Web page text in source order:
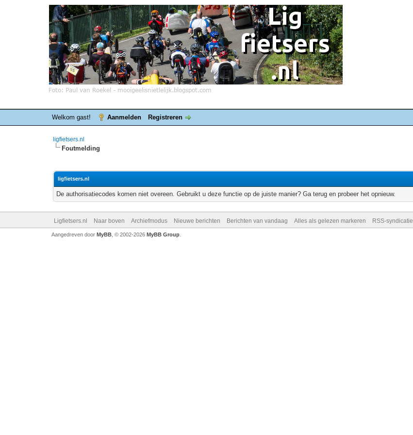
Welkom gast! Aanmelden Registreren
ligfietsers.nl
Foutmelding
ligfietsers.nl
De authorisatiecodes komen niet overeen. Gebruikt u deze functie op de juiste manier? Ga terug en probeer het opnieuw.
Ligfietsers.nl Naar boven Archiefmodus Nieuwe berichten Berichten van vandaag Alles als gelezen markeren RSS-syndicatie
Aangedreven door MyBB, © 2002-2026 MyBB Group.